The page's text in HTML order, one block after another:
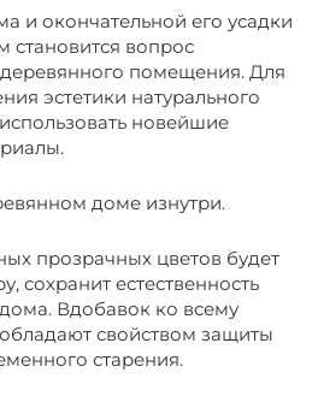
и окончательной его усадки
становится вопрос
помещения. Для
эстетики натурального
новейшие
доме изнутри.
прозрачных цветов будет
сохранит естественность
Вдобавок ко всему
свойством защиты
старения.